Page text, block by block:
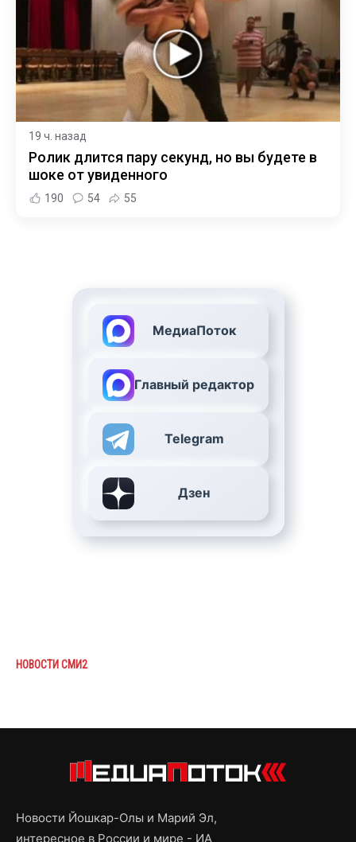
19 ч. назад
Ролик длится пару секунд, но вы будете в
шоке от увиденного
190 54 55
МедиаПоток
Главный редактор
Telegram
Дзен
НОВОСТИ СМИ2
Новости Йошкар-Олы и Марий Эл,
интересное в России и мире - ИА